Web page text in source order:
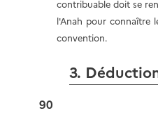
contribuable doit se
l'Anah pour connaître
convention.
3.
90